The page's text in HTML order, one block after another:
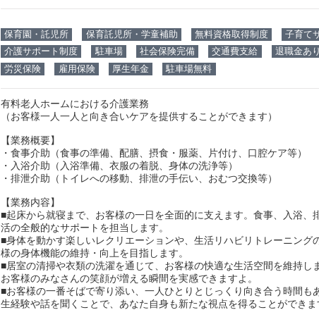
保育園・託児所 保育託児所・学童補助 無料資格取得制度
子育て
介護サポート制度
駐車場 社会保険完備 交通費支給 退職金あり
労災保険
雇用保険 厚生年金 駐車場無料
有料老人ホームにおける介護業務
（お客様一人一人と向き合いケアを提供することができます）
【業務概要】
・食事介助（食事の準備、配膳、摂食・服薬、片付け、口腔ケア等）
・入浴介助（入浴準備、衣服の着脱、身体の洗浄等）
・排泄介助（トイレへの移動、排泄の手伝い、おむつ交換等）
【業務内容】
■起床から就寝まで、お客様の一日を全面的に支えます。食事、入浴、
活の全般的なサポートを担当します。
■身体を動かす楽しいレクリエーションや、生活リハビリトレーニング
様の身体機能の維持・向上を目指します。
■居室の清掃や衣類の洗濯を通じて、お客様の快適な生活空間を維持し
お客様のみなさんの笑顔が増える瞬間を実感できますよ。
■お客様の一番そばで寄り添い、一人ひとりとじっくり向き合う時間も
生経験や話を聞くことで、あなた自身も新たな視点を得ることができま